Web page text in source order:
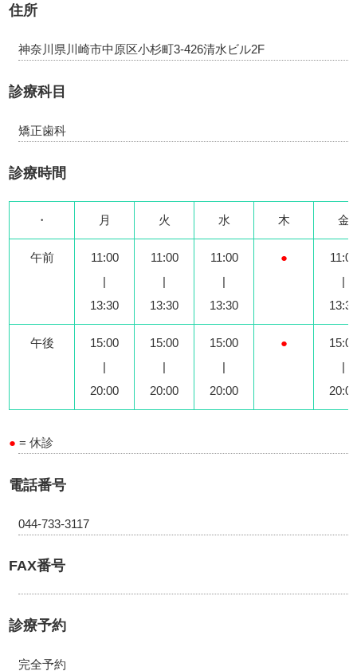
住所
神奈川県川崎市中原区小杉町3-426清水ビル2F
診療科目
矯正歯科
診療時間
・ 月 火 水 木 金
午前
11:00
|
13:30
11:00
|
13:30
11:00
|
13:30
●
11:00
|
午後
15:00
|
20:00
15:00
|
20:00
15:00
|
20:00
●
|
●= 休診
電話番号
044-733-3117
FAX番号
診療予約
完全予約